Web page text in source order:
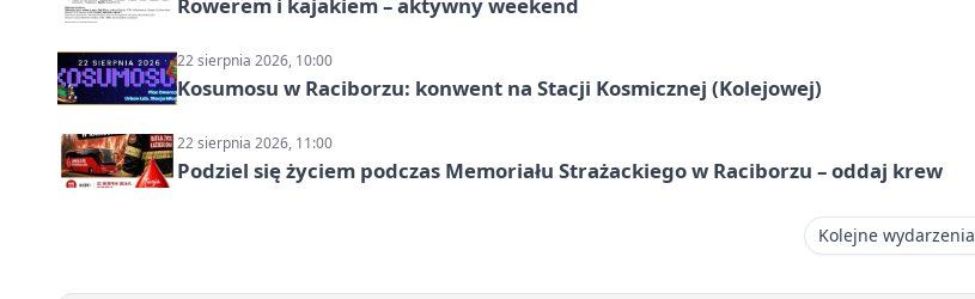
22 sierpnia 2026, 10:00
Kosumosu w Raciborzu: konwent na Stacji Kosmicznej (Kolejowej)
22 sierpnia 2026, 11:00
Podziel się życiem podczas Memoriału Strażackiego w Raciborzu – oddaj krew
Kolejne wydarzenia